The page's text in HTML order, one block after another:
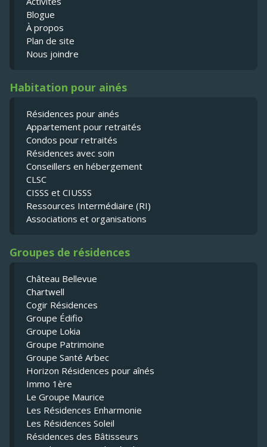
Blogue
À propos
Plan de site
Nous joindre
Habitation pour ainés
Résidences pour ainés
Appartement pour retraités
Condos pour retraités
Résidences avec soin
Conseillers en hébergement
CLSC
CISSS et CIUSSS
Ressources Intermédiaire (RI)
Associations et organisations
Groupes de résidences
Château Bellevue
Chartwell
Cogir Résidences
Groupe Édifio
Groupe Lokia
Groupe Patrimoine
Groupe Santé Arbec
Horizon Résidences pour aînés
Immo 1ère
Le Groupe Maurice
Les Résidences Enharmonie
Les Résidences Soleil
Résidences des Bâtisseurs